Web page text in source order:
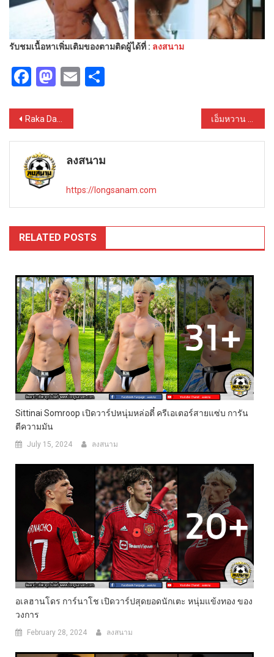
รับชมเนื้อหาเพิ่มเติมของตามติดผู้ได้ที่ : ลงสนาม
Facebook
Mastodon
Email
Post
navigation
Raka Daniel เปิดวาร์ปหนุ่มหล่อสายอินเตอร์ ผิวแทนสุดแซ่บจากอินโด
ลงสนาม
https://longsanam.com
RELATED POSTS
Sittinai Somroop เปิดวาร์ปหนุ่มหล่อตี๋ ครีเอเตอร์สายแซ่บ การัน
ตีความมัน
July 15, 2024 ลงสนาม
อเลฮานโดร การ์นาโช เปิดวาร์ปสุดยอดนักเตะ หนุ่มแข้งทอง ของ
วงการ
February 28, 2024 ลงสนาม